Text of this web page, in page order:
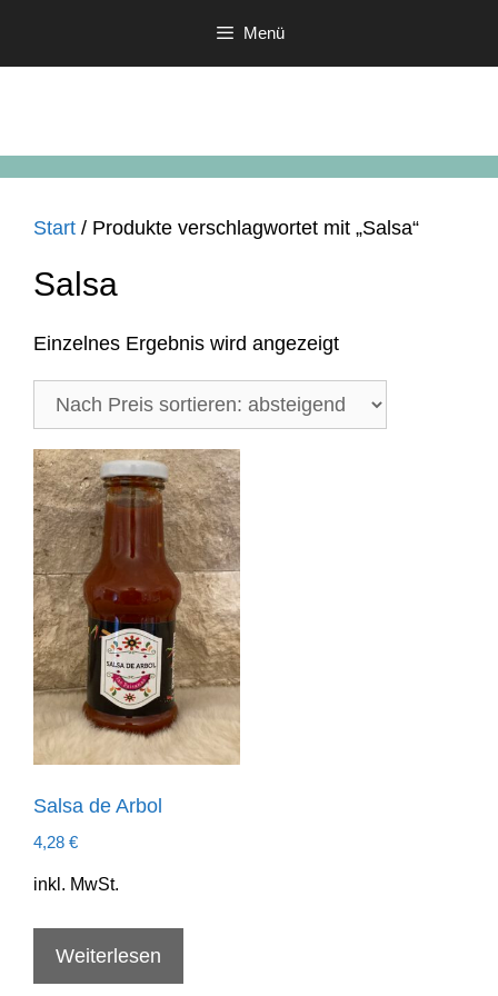
Menü
Start / Produkte verschlagwortet mit „Salsa“
Salsa
Einzelnes Ergebnis wird angezeigt
Salsa de Arbol
4,28 €
inkl. MwSt.
Weiterlesen